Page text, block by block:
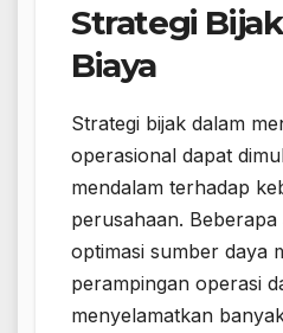
Strategi
Biaya
Strategi bijak dalam
operasional dapat
mendalam terhadap
perusahaan.
optimasi sumber daya
perampingan operasi
menyelamatkan